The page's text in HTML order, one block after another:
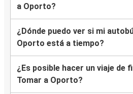
a Oporto?
¿Dónde puedo ver si mi
Oporto está a tiempo?
¿Es posible hacer un viaje de
Tomar a Oporto?